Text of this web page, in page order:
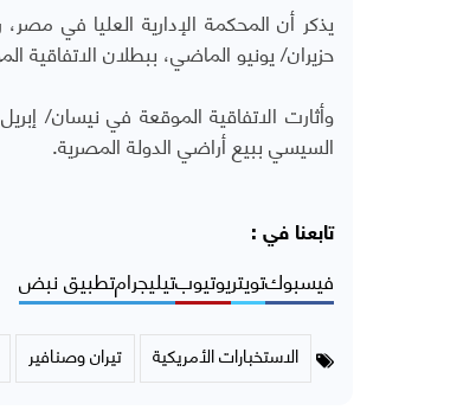
يذكر أن المحكمة الإدارية العليا في
حزيران/ يونيو الماضي، ببطلان الاتفاقية
وأثارت الاتفاقية الموقعة في نيسان/
السيسي ببيع أراضي الدولة المصرية.
تابعنا في :
فيسبوكتويتريوتيوبتيليجرامتطبيق نبض
الاستخبارات الأمريكية تيران وصنافير